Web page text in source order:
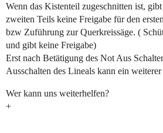
Wenn das Kistenteil zugeschnitten ist,
zweiten Teils keine Freigabe für den
bzw Zuführung zur Querkreissäge. (
und gibt keine Freigabe)
Erst nach Betätigung des Not Aus
Ausschalten des Lineals kann ein
Wer kann uns weiterhelfen?
+